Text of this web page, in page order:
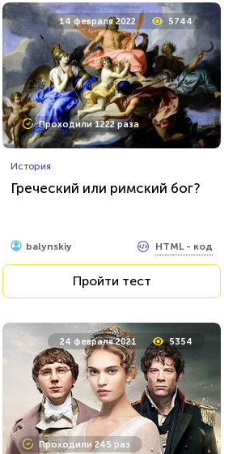
14 февраля 2022 5744
Проходили 1222 раза
История
Греческий или римский бог?
balynskiy HTML - код
Пройти тест
24 февраля 2021 5354
Проходили 245 раз